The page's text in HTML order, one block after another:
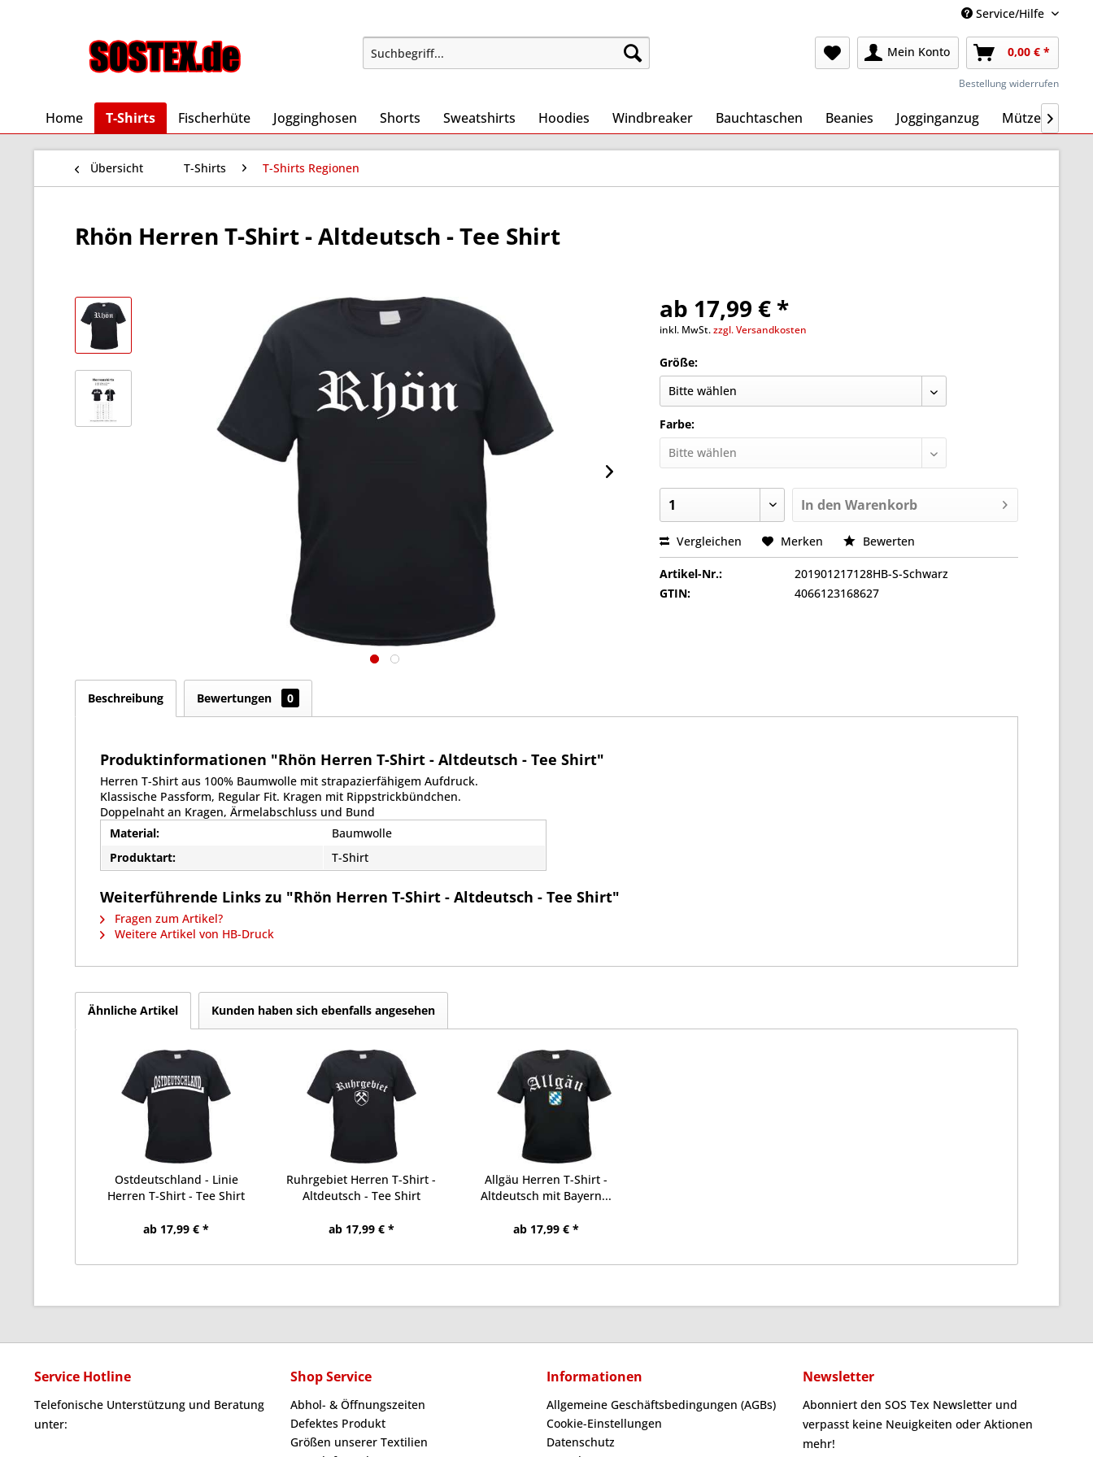
Service/Hilfe
Mein Konto 0,00 € *
Bestellung widerrufen
Home T-Shirts Fischerhüte Jogginghosen Shorts Sweatshirts Hoodies Windbreaker Bauchtaschen Beanies Jogginganzug Mützen
Übersicht T-Shirts T-Shirts Regionen
Rhön Herren T-Shirt - Altdeutsch - Tee Shirt
ab 17,99 € *
inkl. MwSt.zzgl. Versandkosten
Größe:
Farbe:
In den Warenkorb
Vergleichen Merken Bewerten
Artikel-Nr.:
201901217128HB-S-Schwarz
GTIN:
4066123168627
Beschreibung Bewertungen 0
Produktinformationen "Rhön Herren T-Shirt - Altdeutsch - Tee Shirt"
Herren T-Shirt aus 100% Baumwolle mit strapazierfähigem Aufdruck.
Klassische Passform, Regular Fit. Kragen mit Rippstrickbündchen.
Doppelnaht an Kragen, Ärmelabschluss und Bund
Material:
Baumwolle
Produktart:
T-Shirt
Weiterführende Links zu "Rhön Herren T-Shirt - Altdeutsch - Tee Shirt"
Fragen zum Artikel?
Weitere Artikel von HB-Druck
Ähnliche Artikel Kunden haben sich ebenfalls angesehen
Ostdeutschland - Linie
Herren T-Shirt - Tee Shirt
ab 17,99 € *
Ruhrgebiet Herren T-Shirt -
Altdeutsch - Tee Shirt
ab 17,99 € *
Allgäu Herren T-Shirt -
Altdeutsch mit Bayern...
ab 17,99 € *
Service Hotline
Telefonische Unterstützung und Beratung
unter:
Shop Service
Abhol- & Öffnungszeiten
Defektes Produkt
Größen unserer Textilien
Informationen
Allgemeine Geschäftsbedingungen (AGBs)
Cookie-Einstellungen
Datenschutz
Newsletter
Abonniert den SOS Tex Newsletter und
verpasst keine Neuigkeiten oder Aktionen
mehr!